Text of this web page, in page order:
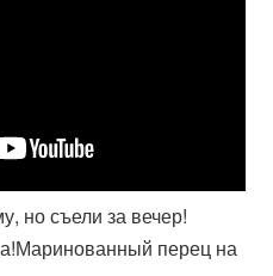
но съели за вечер!
перец на